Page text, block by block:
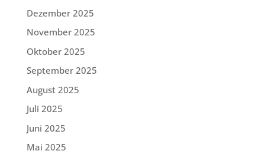
Dezember 2025
November 2025
Oktober 2025
September 2025
August 2025
Juli 2025
Juni 2025
Mai 2025